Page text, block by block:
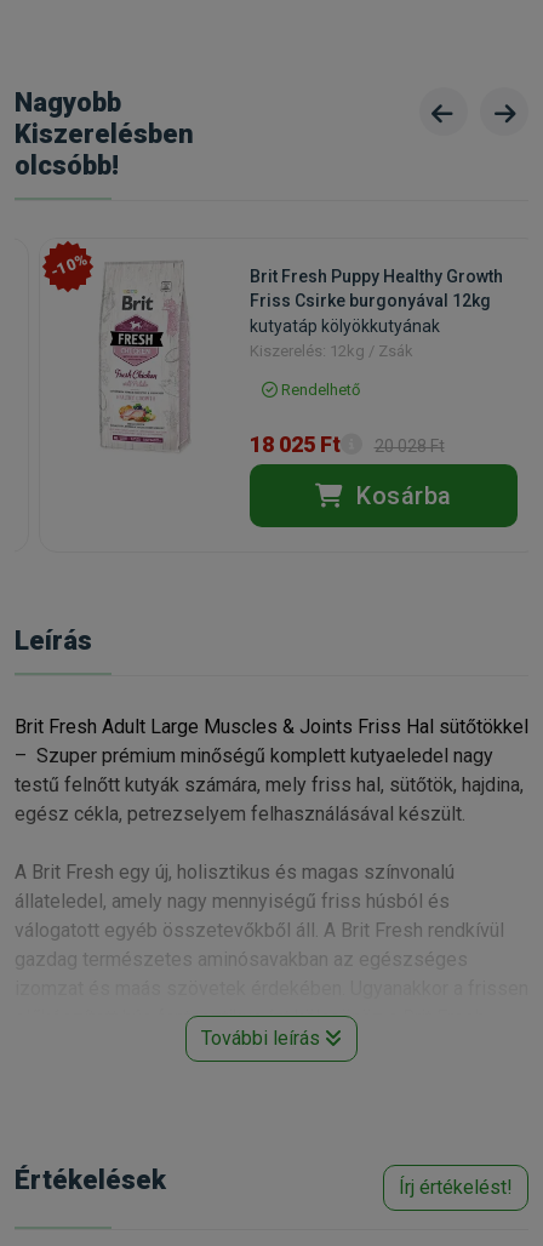
Nagyobb
Kiszerelésben
olcsóbb!
-10%
Brit Fresh Puppy Healthy Growth
Friss Csirke burgonyával 12kg
kutyatáp kölyökkutyának
Kiszerelés: 12kg / Zsák
Rendelhető
18 025 Ft 20 028 Ft
Kosárba
Leírás
Brit Fresh Adult Large Muscles & Joints Friss Hal sütőtökkel
– Szuper prémium minőségű komplett kutyaeledel nagy
testű felnőtt kutyák számára, mely friss hal, sütőtök, hajdina,
egész cékla, petrezselyem felhasználásával készült.
A Brit Fresh egy új, holisztikus és magas színvonalú
állateledel, amely nagy mennyiségű friss húsból és
válogatott egyéb összetevőkből áll. A Brit Fresh rendkívül
gazdag természetes aminósavakban az egészséges
előkészített hús fantasztikus ízt kölcsönöz a Brit Fresh
kutyatápoknak, így javítva a hosszútávú tápanyagfelvételt és
érdekében. A Brit Fresh tápsorát úgy alakították ki, hogy azt
bármely életkorú és testméretű kutya örömmel fogyassza.
További leírás
Értékelések Írj értékelést!